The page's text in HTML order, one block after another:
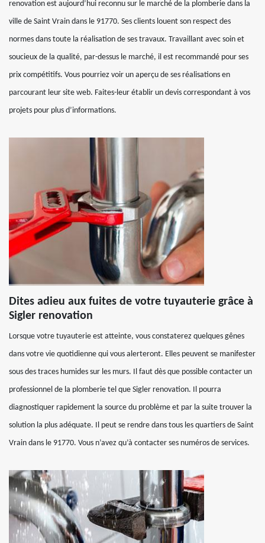
renovation est aujourd’hui reconnu sur le marché de la plomberie dans la
ville de Saint Vrain dans le 91770. Ses clients louent son respect des
normes dans toute la réalisation de ses travaux. Travaillant avec soin et
soucieux de la qualité, par-dessus le marché, il est recommandé pour ses
prix compétitifs. Vous pourriez voir un aperçu de ses réalisations en
parcourant leur site web. Faites-leur établir un devis correspondant à vos
projets pour plus d’informations.
Dites adieu aux fuites de votre tuyauterie grâce à
Sigler renovation
Lorsque votre tuyauterie est atteinte, vous constaterez quelques gênes
dans votre vie quotidienne qui vous alerteront. Elles peuvent se manifester
sous des traces humides sur les murs. Il faut dès que possible contacter un
professionnel de la plomberie tel que Sigler renovation. Il pourra
diagnostiquer rapidement la source du problème et par la suite trouver la
solution la plus adéquate. Il peut se rendre dans tous les quartiers de Saint
Vrain dans le 91770. Vous n’avez qu’à contacter ses numéros de services.